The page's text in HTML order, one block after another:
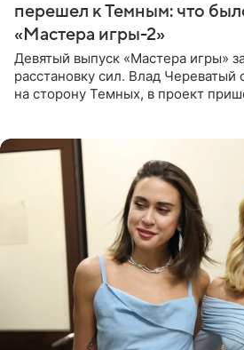
перешел к Темным: что
«Мастера игры-2»
Девятый выпуск «Мастера игры»
расстановку сил. Влад Череватый
на сторону Темных, в проект